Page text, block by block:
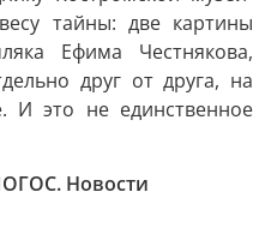
тайны: две картины
Ефима Честнякова,
друг от друга, на
И это не единственное
Новости